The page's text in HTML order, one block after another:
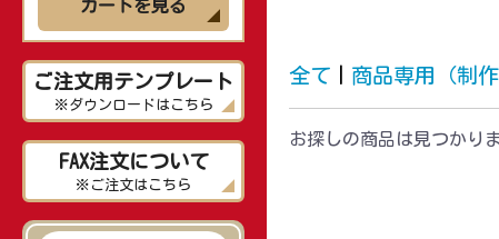
カートを見る
ご注文用テンプレート
※ダウンロードはこちら
FAX注文について
※ご注文はこちら
全て 商品専用（制作
お探しの商品は見つかり